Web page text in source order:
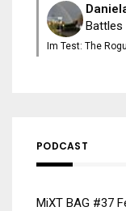
Battles
Im Test: The
PODCAST
MiXT BAG #37